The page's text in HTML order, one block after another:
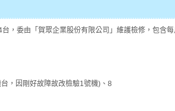
，委由「賀眾企業股份有限公司」維護檢修，包含
，因剛好故障故改檢驗1號機)、8